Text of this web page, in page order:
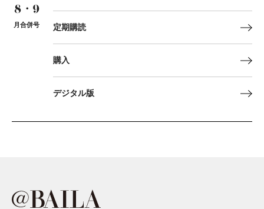
8・9
月合併号 定期購読
購入
デジタル版